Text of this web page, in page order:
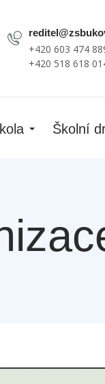
+420 603 474
+420 518 618
Školní